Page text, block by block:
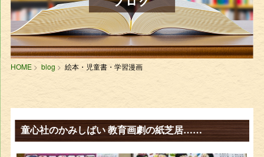
HOME blog 絵本・児童書・学習漫画
童心社のかみしばい 教育画劇の紙芝居……